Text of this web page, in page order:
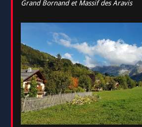
Grand Bornand et Massif des Aravis